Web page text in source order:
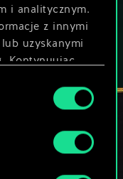
i analitycznym.
z innymi
uzyskanymi
Kontynuując